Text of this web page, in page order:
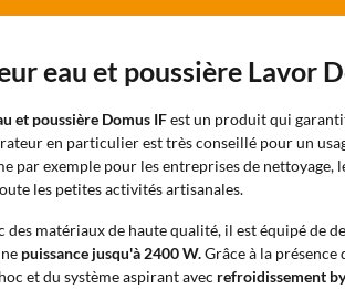
eau et poussière Lavor
et poussière Domus IFest un produit qui
en particulier est très conseillé pour un
par exemple pour les entreprises de nettoyage,
les petites activités artisanales.
des matériaux de haute qualité, il est équipé de
puissance jusqu'à 2400 W.Grâce à la
et du système aspirant avec refroidissement